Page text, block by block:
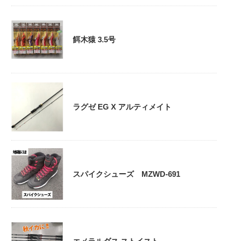
餌木猿 3.5号
ラグゼ EG X アルティメイト
スパイクシューズ MZWD-691